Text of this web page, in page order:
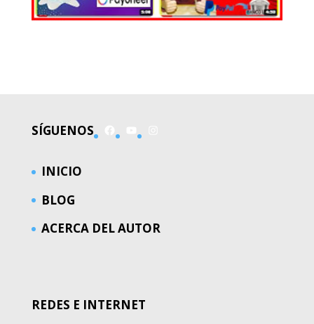
SÍGUENOS
INICIO
BLOG
ACERCA DEL AUTOR
REDES E INTERNET